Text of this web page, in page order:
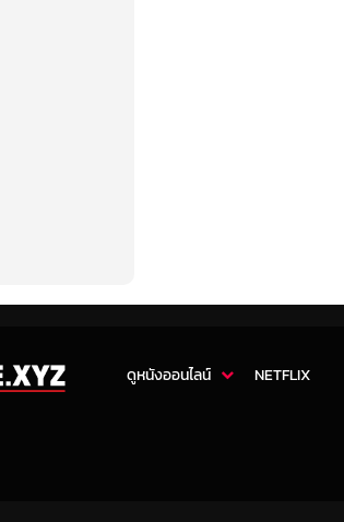
ดูหนังออนไลน์ NETFLIX